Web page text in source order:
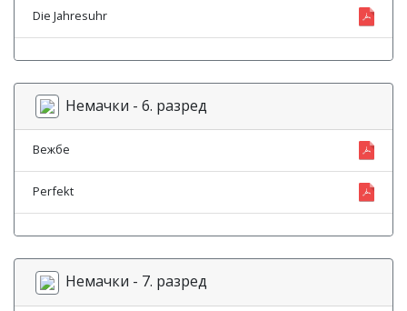
Die Jahresuhr
Немачки - 6. разред
Вежбе
Perfekt
Немачки - 7. разред